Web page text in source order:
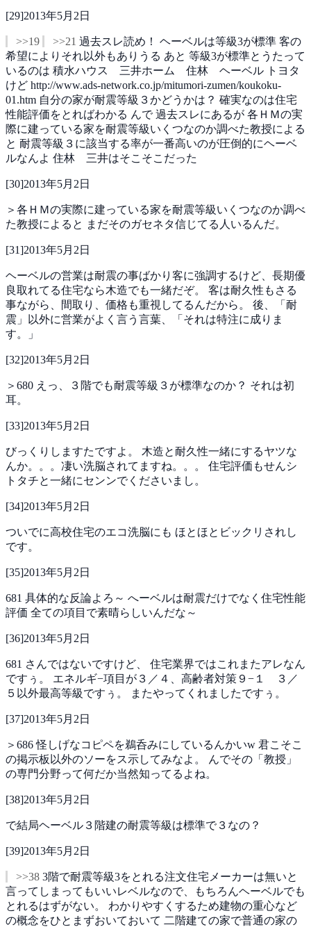
[29]2013年5月2日
>>19 >>21 過去スレ読め！ ヘーベルは等級3が標準 客の
希望によりそれ以外もありうる あと 等級3が標準とうたって
いるのは 積水ハウス 三井ホーム 住林 ヘーベル トヨタ
けど http://www.ads-network.co.jp/mitumori-zumen/koukoku-
01.htm 自分の家が耐震等級３かどうかは？ 確実なのは住宅
性能評価をとればわかる んで過去スレにあるが 各ＨＭの実
際に建っている家を耐震等級いくつなのか調べた教授による
と 耐震等級３に該当する率が一番高いのが圧倒的にヘーベ
ルなんよ 住林 三井はそこそこだった
[30]2013年5月2日
＞各ＨＭの実際に建っている家を耐震等級いくつなのか調べ
た教授によると まだそのガセネタ信じてる人いるんだ。
[31]2013年5月2日
ヘーベルの営業は耐震の事ばかり客に強調するけど、長期優
良取れてる住宅なら木造でも一緒だぞ。 客は耐久性もさる
事ながら、間取り、価格も重視してるんだから。 後、「耐
震」以外に営業がよく言う言葉、「それは特注に成りま
す。」
[32]2013年5月2日
＞680 えっ、３階でも耐震等級３が標準なのか？ それは初
耳。
[33]2013年5月2日
びっくりしますたですよ。 木造と耐久性一緒にするヤツな
んか。。。凄い洗脳されてますね。。。 住宅評価もせんシ
トタチと一緒にセンンでくださいまし。
[34]2013年5月2日
ついでに高校住宅のエコ洗脳にも ほとほとビックリされし
です。
[35]2013年5月2日
681 具体的な反論よろ～ へーベルは耐震だけでなく住宅性能
評価 全ての項目で素晴らしいんだな～
[36]2013年5月2日
681 さんではないですけど、 住宅業界ではこれまたアレなん
ですぅ。 エネルギ−項目が３／４、高齢者対策９−１ ３／
５以外最高等級ですぅ。
またやってくれましたですぅ。
[37]2013年5月2日
＞686怪しげなコピペを鵜呑みにしているんかいw 君こそこ
の掲示板以外のソーをス示してみなよ。
んでその「教授」
の専門分野って何だか当然知ってるよね。
[38]2013年5月2日
で結局ヘーベル３階建の耐震等級は標準で３なの？
[39]2013年5月2日
>>38 3階で耐震等級3をとれる注文住宅メーカーは無いと
言ってしまってもいいレベルなので、もちろんヘーベルでも
とれるはずがない。 わかりやすくするため建物の重心など
の概念をひとまずおいておいて 二階建ての家で普通の家の